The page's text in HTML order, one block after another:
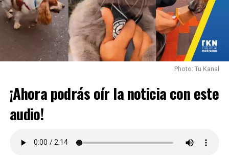
Proporcionar una dieta adecuada, rutinas
establecidas y mucho cariño.
Cuidar a tu mascota es cuidar de ti mismo. Brindarles
atención y responsabilidad permite disfrutar de una
relación única y enriquecedora.
Acompáñanos cada semana en
para descubrir más sobre cómo nuestras mascotas nos
enseñan a vivir mejor.
Photo: Tu Kanal
¡Ahora podrás oír la noticia con este
audio!